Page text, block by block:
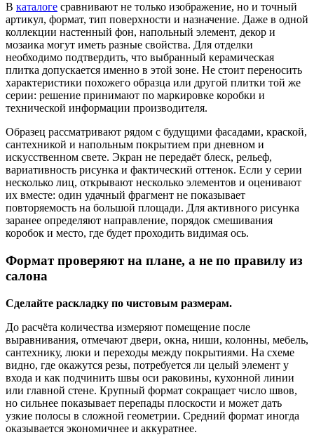
В каталоге сравнивают не только изображение, но и точный
артикул, формат, тип поверхности и назначение. Даже в одной
коллекции настенный фон, напольный элемент, декор и
мозаика могут иметь разные свойства. Для отделки
необходимо подтвердить, что выбранный керамическая
плитка допускается именно в этой зоне. Не стоит переносить
характеристики похожего образца или другой плитки той же
серии: решение принимают по маркировке коробки и
технической информации производителя.
Образец рассматривают рядом с будущими фасадами, краской,
сантехникой и напольным покрытием при дневном и
искусственном свете. Экран не передаёт блеск, рельеф,
вариативность рисунка и фактический оттенок. Если у серии
несколько лиц, открывают несколько элементов и оценивают
их вместе: один удачный фрагмент не показывает
повторяемость на большой площади. Для активного рисунка
заранее определяют направление, порядок смешивания
коробок и место, где будет проходить видимая ось.
Формат проверяют на плане, а не по правилу из
салона
Сделайте раскладку по чистовым размерам.
До расчёта количества измеряют помещение после
выравнивания, отмечают двери, окна, ниши, колонны, мебель,
сантехнику, люки и переходы между покрытиями. На схеме
видно, где окажутся резы, потребуется ли целый элемент у
входа и как подчинить швы оси раковины, кухонной линии
или главной стене. Крупный формат сокращает число швов,
но сильнее показывает перепады плоскости и может дать
узкие полосы в сложной геометрии. Средний формат иногда
оказывается экономичнее и аккуратнее.